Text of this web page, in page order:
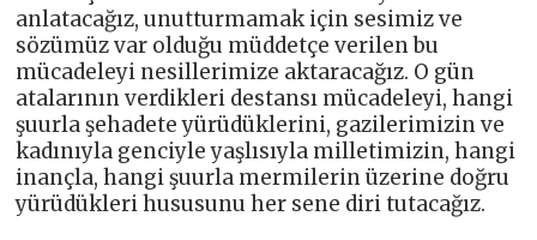
anlatacağız, unutturmamak için sesimiz ve
sözümüz var olduğu müddetçe verilen bu
mücadeleyi nesillerimize aktaracağız. O gün
atalarının verdikleri destansı mücadeleyi, hangi
şuurla şehadete yürüdüklerini, gazilerimizin ve
kadınıyla genciyle yaşlısıyla milletimizin, hangi
inançla, hangi şuurla mermilerin üzerine doğru
yürüdükleri hususunu her sene diri tutacağız.